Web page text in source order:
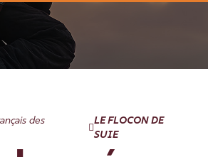
des
LE FLOCON DE
SUIE